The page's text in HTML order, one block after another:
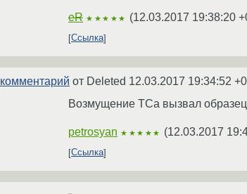
eR ★★★★★ (12.03.2017 19:38:20
Ссылка
комментарий от Deleted 12.03.2017 19:34:52
Возмущение ТСа вызвал
petrosyan ★★★★★ (12.03.2017
Ссылка